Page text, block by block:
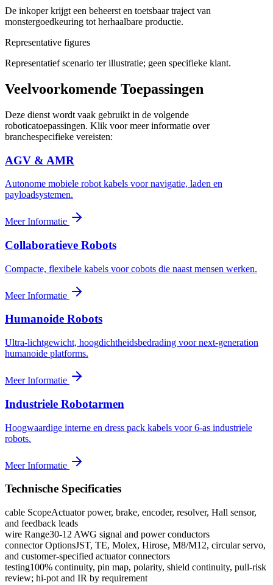
De inkoper krijgt een beheerst en toetsbaar traject van
monstergoedkeuring tot herhaalbare productie.
Representative figures
Representatief scenario ter illustratie; geen specifieke klant.
Veelvoorkomende Toepassingen
Deze dienst wordt vaak gebruikt in de volgende
roboticatoepassingen. Klik voor meer informatie over
branchespecifieke vereisten:
AGV & AMR
Autonome mobiele robot kabels voor navigatie, laden en
payloadsystemen.
Meer Informatie
Collaboratieve Robots
Compacte, flexibele kabels voor cobots die naast mensen werken.
Meer Informatie
Humanoide Robots
Ultra-lichtgewicht, hoogdichtheidsbedrading voor next-generation
humanoide platforms.
Meer Informatie
Industriele Robotarmen
Hoogwaardige interne en dress pack kabels voor 6-as industriele
robots.
Meer Informatie
Technische Specificaties
cable ScopeActuator power, brake, encoder, resolver, Hall sensor,
and feedback leads
wire Range30-12 AWG signal and power conductors
connector OptionsJST, TE, Molex, Hirose, M8/M12, circular servo,
and customer-specified actuator connectors
testing100% continuity, pin map, polarity, shield continuity, pull-risk
review; hi-pot and IR by requirement